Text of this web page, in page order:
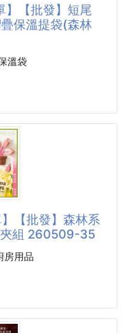
香氛塊
而生✨
出生活好狀態
樣💫
待遇
】【批發】短尾
保溫提袋(森林
溫袋
提袋🐨
袋搞定！👍
】【批發】森林系
夾組 260509-35
房用品